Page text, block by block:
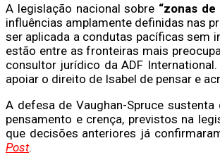
A legislação nacional sobre “zonas
influências amplamente definidas nas
ser aplicada a condutas pacíficas sem
estão entre as fronteiras mais
consultor jurídico da ADF
apoiar o direito de Isabel de pensar e
A defesa de Vaughan-Spruce
pensamento e crença, previstos na
que decisões anteriores já
Post.